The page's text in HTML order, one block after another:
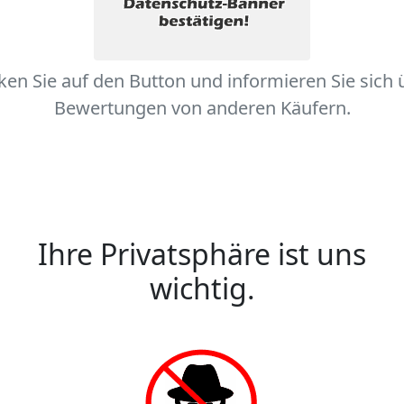
Sie auf den Button und informieren Sie sich
Bewertungen von anderen Käufern.
Ihre Privatsphäre ist uns
wichtig.